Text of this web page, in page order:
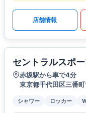
店舗情報
セントラルスポ
赤坂駅から車で4分
東京都千代田区三番
シャワー ロッカー